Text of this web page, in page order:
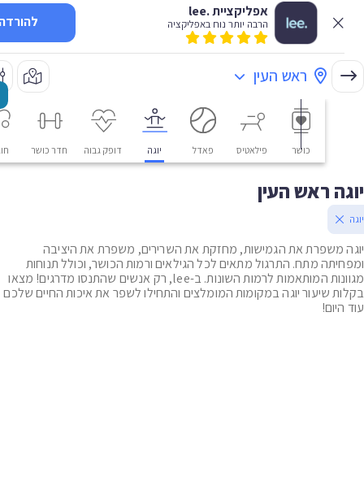
אפליקציית .lee
הרבה יותר נוח באפליקציה להורדה
ראש העין
פילאטיס פאדל דופק גבוה חדר כושר חוגים
ראש העין
משפרת את הגמישות, מחזקת את השרירים, משפרת את היציבה
מתח. התרגול מתאים לכל הגילאים ורמות הכושר, וכולל תנוחות
מגוונות המותאמות לרמות השונות. ב-lee, רק אנשים שהתנסו מדרגים! מצאו
שיעור יוגה במקומות המומלצים והתחילו לשפר את איכות החיים שלכם